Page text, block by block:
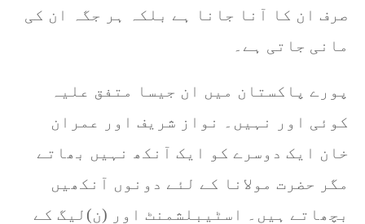
صرف ان کا آنا جانا ہے بلکہ ہر جگہ ان کی
مانی جاتی ہے۔
پورے پاکستان میں ان جیسا متفق علیہ
کوئی اور نہیں۔ نواز شریف اور عمران
خان ایک دوسرے کو ایک آنکھ نہیں بھاتے
مگر حضرت مولانا کے لئے دونوں آنکھیں
بچھاتے ہیں۔ اسٹیبلشمنٹ اور (ن)لیگ کے